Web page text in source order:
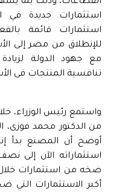
استثمارات جديدة في
استثمارات قائمة
للإنطلاق من مصر إلى
مع جهود الدولة
تنافسية المنتجات فى
واستمع رئيس الوزراء،
من الدكتور محمد فوزى،
استثماراته الآن إلى
ضخه من استثمارات
أكبر الاستثمارات